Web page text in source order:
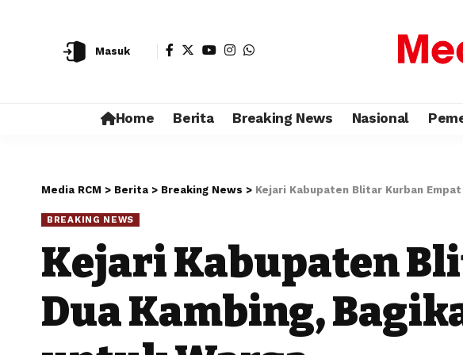
Masuk
Home Berita Breaking News Nasional
Media RCM > Berita > Breaking News > Kejari Kabupaten Blitar Kurban
BREAKING NEWS
Kejari Kabupaten
Dua Kambing,